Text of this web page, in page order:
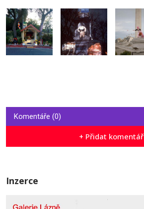
Komentáře (0)
+ Přidat komentář
Inzerce